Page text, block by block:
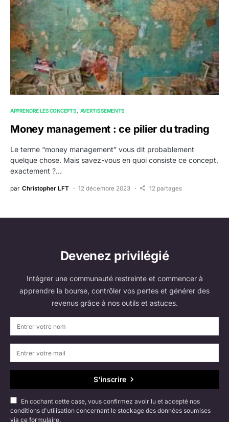
APPRENDRE LES CONCEPTS AVERTISSEMENTS
Money management : ce pilier du trading
Le terme “money management” vous dit probablement
quelque chose. Mais savez-vous en quoi consiste ce concept,
exactement ?…
par Christopher LFT 12 décembre 2023 12 partages
Devenez privilégié
Intégrer une communauté restreinte et commencer à
apprendre la bourse, contrôler vos pertes et générer des
revenus grâce à nos outils et astuces.
S'inscrire
En cochant cette case, vous confirmez avoir lu et accepté nos
conditions d'utilisation concernant le stockage des données soumises
via ce formulaire.